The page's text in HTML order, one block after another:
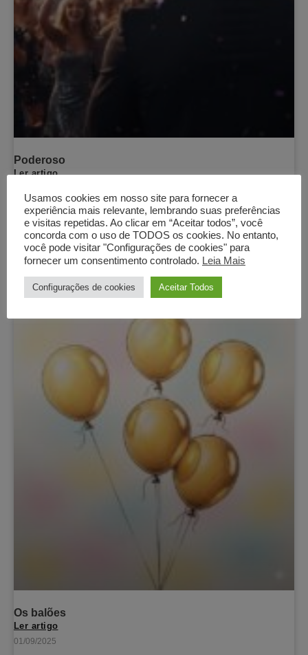
Poderoso
Ler artigo
1985, 40 anos
Ler artigo
Os balões
Ler artigo
01/09/2025
Usamos cookies em nosso site para fornecer a
experiência mais relevante, lembrando suas preferências
e visitas repetidas. Ao clicar em “Aceitar todos”, você
concorda com o uso de TODOS os cookies. No entanto,
você pode visitar "Configurações de cookies" para
fornecer um consentimento controlado. Leia Mais
Configurações de cookies Aceitar Todos